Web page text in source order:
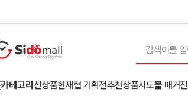
카테고리 신상품한재협 기획전추천상품시도몰 매거진